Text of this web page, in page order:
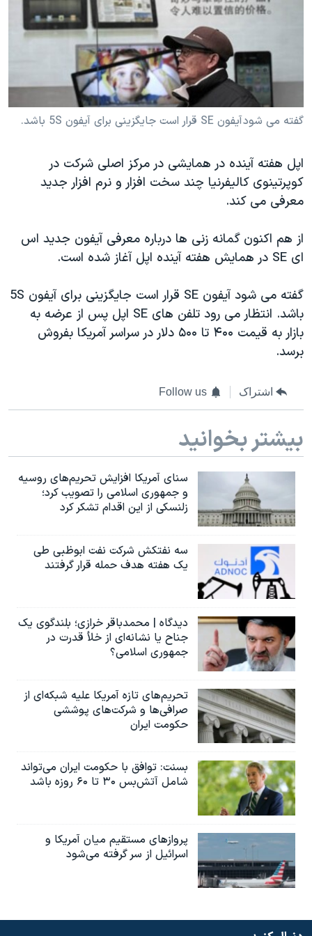
فرهنگ و زندگی
حقوق شهروندی
اقتصادی
علم و فناوری
اسرائیل در جنگ
آرشیو پخش زنده
مستندها
انتخابات ریاست جمهوری آمریکا ۲۰۲۴
حمله جمهوری اسلامی به اسرائیل
رمز مهسا
ورزش زنان در ایران
مجموعه مستندهای دادخواهی
تریبونال مردمی آبان ۹۸
چهل سال گروگان‌گیری
قانون شفافیت دارائی کادر رهبری ایران
اعتراضات مردمی آبان ۹۸
اسرائیل در جنگ
نرگس محمدی برنده جایزه نوبل صلح
صفحه‌های ویژه
دنبال کنید
زبانهای مختلف
گفته می شود آیفون SE قرار است جایگزینی برای آیفون 5S باشد.
اپل هفته آینده در همایشی در مرکز اصلی شرکت در
کوپرتینوی کالیفرنیا چند سخت افزار و نرم افزار جدید
معرفی می کند.
از هم اکنون گمانه زنی ها درباره معرفی آیفون جدید اس
ای SE در همایش هفته آینده اپل آغاز شده است.
گفته می شود آیفون SE قرار است جایگزینی برای آیفون 5S
باشد. انتظار می رود تلفن های SE اپل پس از عرضه به
بازار به قیمت ۴۰۰ تا ۵۰۰ دلار در سراسر آمریکا بفروش
برسد.
اشتراک Follow us
بیشتر بخوانید
سنای آمریکا افزایش تحریم‌های روسیه
و جمهوری اسلامی را تصویب کرد؛
زلنسکی از این اقدام تشکر کرد
سه نفتکش شرکت نفت ابوظبی طی
یک هفته هدف حمله قرار گرفتند
دیدگاه | محمدباقر خرازی؛ بلندگوی یک
جناح یا نشانه‌ای از خلأ قدرت در
جمهوری اسلامی؟
تحریم‌های تازه آمریکا علیه شبکه‌ای از
صرافی‌ها و شرکت‌های پوششی
حکومت ایران
بسنت: توافق با حکومت ایران می‌تواند
شامل آتش‌بس ۳۰ تا ۶۰ روزه باشد
پروازهای مستقیم میان آمریکا و
اسرائیل از سر گرفته می‌شود